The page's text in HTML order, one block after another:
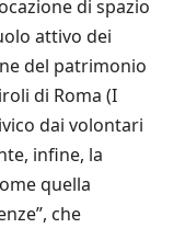
di spazio
attivo dei
del patrimonio
di Roma (I
dai volontari
infine, la
quella
che